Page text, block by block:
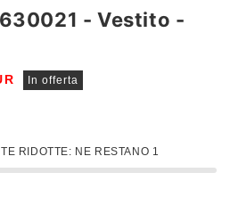
- Vestito -
In offerta
RIDOTTE: NE RESTANO 1